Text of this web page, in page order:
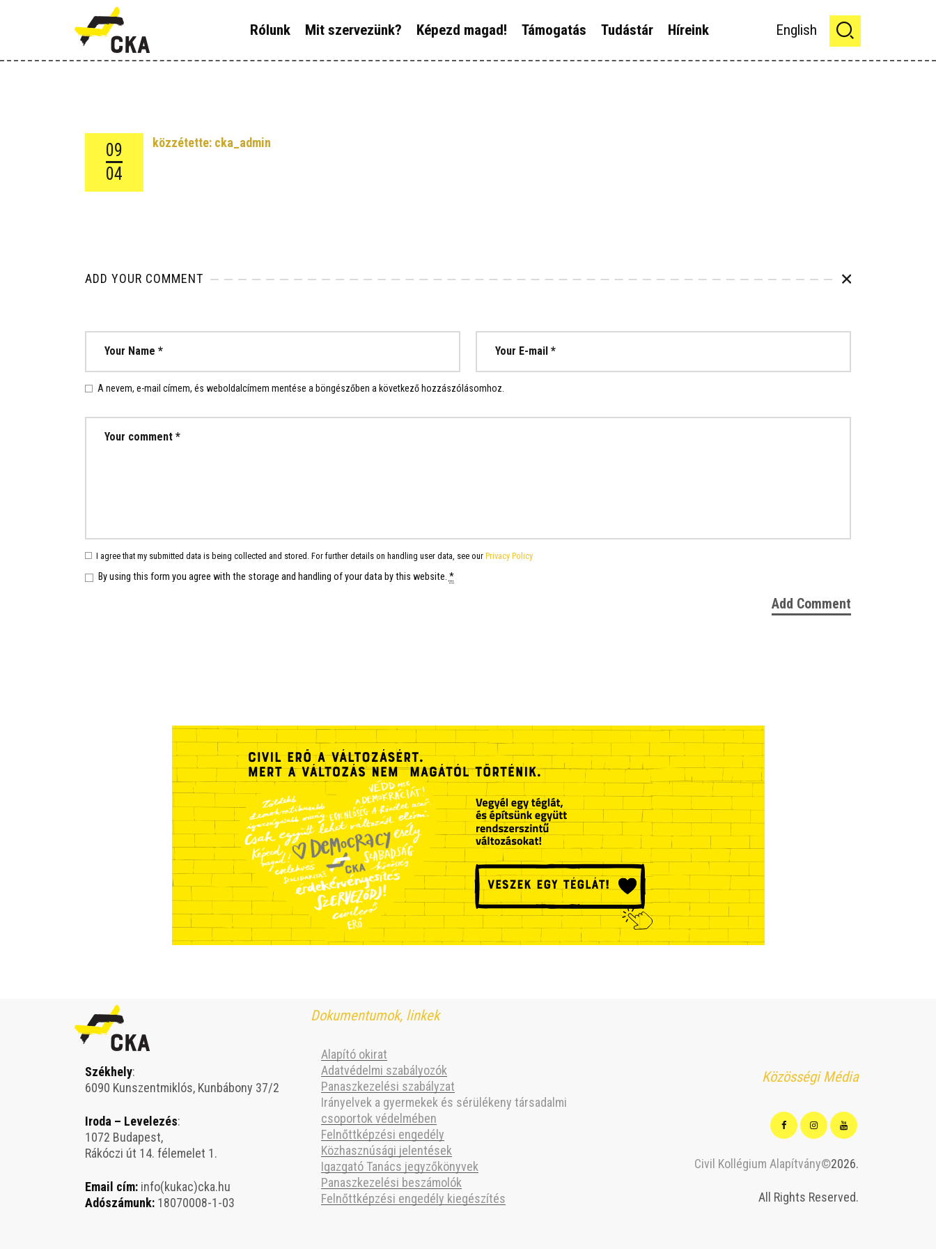
Rólunk Mit szervezünk? Képezd magad! Támogatás Tudástár Híreink English
RÓLUNK
MIT SZERVEZÜNK?
09
04
közzétette: cka_admin
ADD YOUR COMMENT
A nevem, e-mail címem, és weboldalcímem mentése a böngészőben a következő hozzászólásomhoz.
I agree that my submitted data is being collected and stored. For further details on handling user data, see ourPrivacy Policy
By using this form you agree with the storage and handling of your data by this website. *
Székhely:
6090 Kunszentmiklós, Kunbábony 37/2
Iroda – Levelezés:
1072 Budapest,
Rákóczi út 14. félemelet 1.
Email cím: info(kukac)cka.hu
Adószámunk: 18070008-1-03
Dokumentumok, linkek
Alapító okirat
Adatvédelmi szabályozók
Panaszkezelési szabályzat
Irányelvek a gyermekek és sérülékeny társadalmi
csoportok védelmében
Felnőttképzési engedély
Közhasznúsági jelentések
Igazgató Tanács jegyzőkönyvek
Panaszkezelési beszámolók
Felnőttképzési engedély kiegészítés
Közösségi Média
Civil Kollégium Alapítvány©2026.
All Rights Reserved.